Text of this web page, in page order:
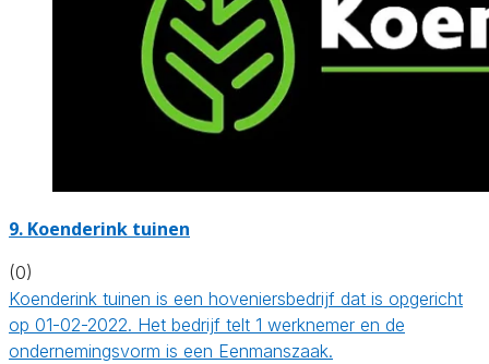
9. Koenderink tuinen
(0)
Koenderink tuinen is een hoveniersbedrijf dat is opgericht
op 01-02-2022. Het bedrijf telt 1 werknemer en de
ondernemingsvorm is een Eenmanszaak.